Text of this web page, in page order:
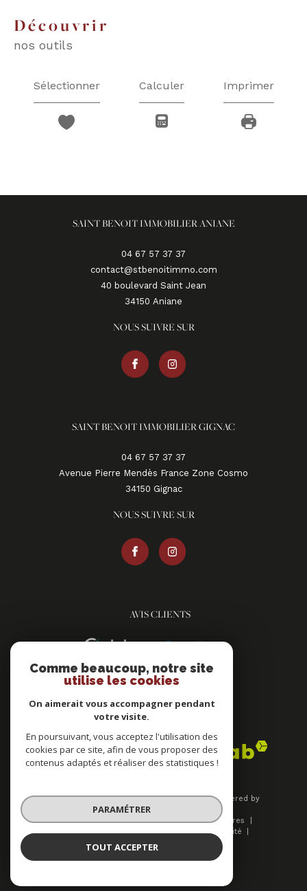
découvrir
nos outils
Sélectionner Calculer Imprimer
SAINT BENOIT IMMOBILIER ANIANE
04 67 57 37 37
contact@stbenoitimmo.com
40 boulevard Saint Jean
34150
aniane
NOUS SUIVRE SUR
SAINT BENOIT IMMOBILIER GIGNAC
04 67 57 37 37
Avenue Pierre Mendès France Zone Cosmo
34150
gignac
NOUS SUIVRE SUR
AVIS CLIENTS
ADHÉRENTS
© 2026 | Tous droits réservés | Traduction powered by
Google |
Plan du site
Mentions légales
Nos honoraires
Admin
Nos liens
Politique de confidentialité
Politique RGPD
Comme beaucoup, notre site
utilise les cookies
On aimerait vous accompagner pendant
votre visite.
En poursuivant, vous acceptez l'utilisation des
cookies par ce site, afin de vous proposer des
contenus adaptés et réaliser des statistiques !
PARAMÉTRER
TOUT ACCEPTER